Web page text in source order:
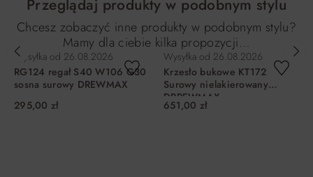
Przeglądaj produkty w podobnym stylu
Chcesz zobaczyć inne produkty w podobnym stylu?
Mamy dla ciebie kilka propozycji…
Wysyłka od 26.08.2026
RG124 regał S40 W106 G30
sosna surowy DREWMAX
295,00 zł
Wysyłka od 26.08.2026
Krzesło bukowe KT172
Surowy nielakierowany
DRREWMAX
651,00 zł